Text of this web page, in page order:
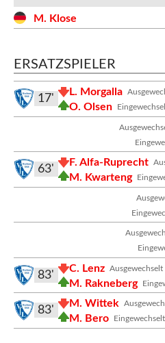
M. Klose
ERSATZSPIELER
L. Morgalla
O. Olsen
17'
F. Alfa-Ruprecht
M. Kwarteng
63'
Ausgewechselt
C. Lenz
M. Rakneberg
83'
M. Wittek
Eingewechselt
M. Bero
83'